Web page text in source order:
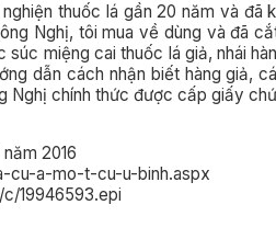
thuốc lá gần 20 năm và
Nghị, tôi mua về dùng và đã
miệng cai thuốc lá giả, nhái
dẫn cách nhận biết hàng giả,
chính thức được cấp giấy
2016
cu-a-mo-t-cu-u-binh.aspx
19946593.epi